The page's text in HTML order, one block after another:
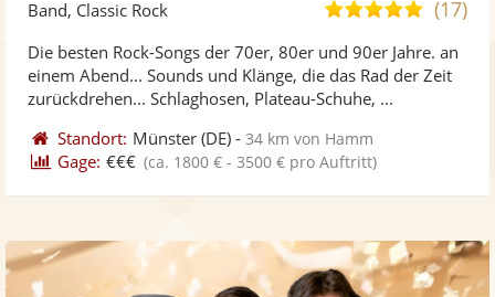
Fotos
5,0
5
(17)
Band, Classic Rock
Die besten Rock-Songs der 70er, 80er und 90er Jahre. an
einem Abend... Sounds und Klänge, die das Rad der Zeit
zurückdrehen... Schlaghosen, Plateau-Schuhe, ...
Standort: Münster (DE) -34 km von Hamm
Gage: €€€ (ca. 1800 € - 3500 € pro Auftritt)